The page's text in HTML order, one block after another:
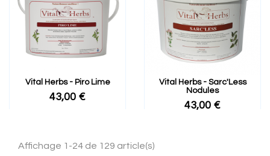
Vital Herbs - Piro Lime
43,00 €
Vital Herbs - Sarc'Less
Nodules
43,00 €
Affichage 1-24 de 129 article(s)